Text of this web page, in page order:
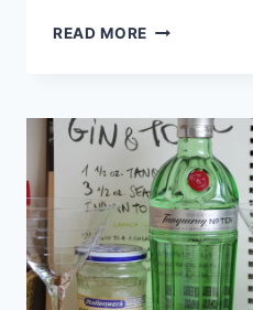
READ MORE LA
IV:
POLLO
ESTILO
ROMANO
Y
PAPITAS
ROSTIZADAS